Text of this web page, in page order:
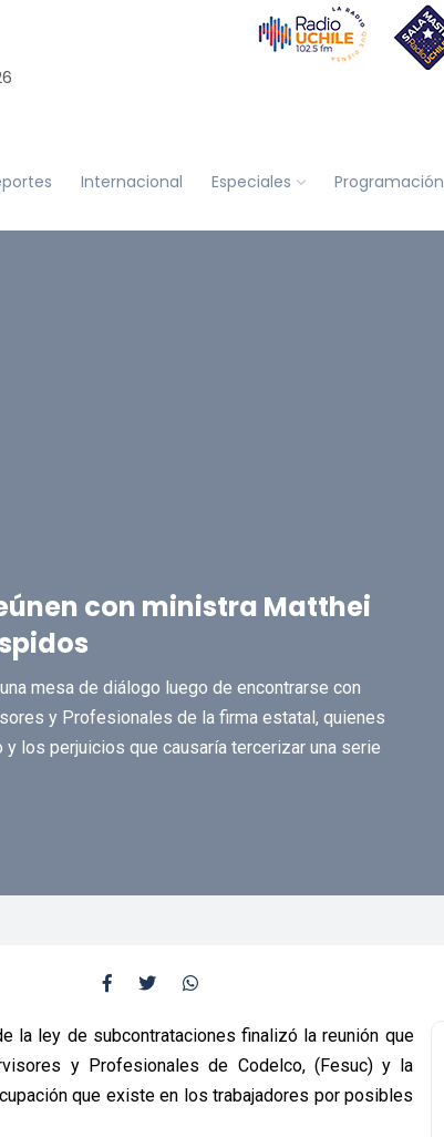
Internacional Especiales Programación
con ministra Matthei
mesa de diálogo luego de encontrarse con
y Profesionales de la firma estatal, quienes
los perjuicios que causaría tercerizar una serie
la ley de subcontrataciones finalizó la reunión que
y Profesionales de Codelco, (Fesuc) y la
que existe en los trabajadores por posibles